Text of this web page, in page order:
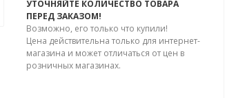
УТОЧНЯЙТЕ КОЛИЧЕСТВО ТОВАРА
ПЕРЕД ЗАКАЗОМ!
Возможно, его только что купили!
Цена действительна только для интернет-
магазина и может отличаться от цен в
розничных магазинах.